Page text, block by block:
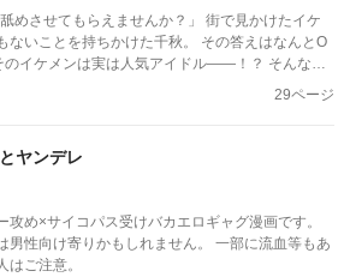
た。ラインのスタンプ画面の検索窓で「うさしら
ら出てきますので、そちらも気が向きましたらよ
本当にありがとうご
す。読んでくれている皆様は私にとって天使で
くさん貰えています。ありがとうございます。こ
らポチッと押してくださいね。
舐めさせてもらえませんか？」 街で見かけたイケ
ないことを持ちかけた千秋。 その答えはなんとO
イケメンは実は人気アイドル――！？ そんなと
いのふたりも、いまは恋人同士！ ちょっとエッチ
な千秋が可愛い大牙の、可愛くて優しいほのぼの
29ページ
ヤンデレ
攻め×サイコパス受けバカエロギャグ漫画です。
男性向け寄りかもしれません。 一部に流血等もあ
はご注意。